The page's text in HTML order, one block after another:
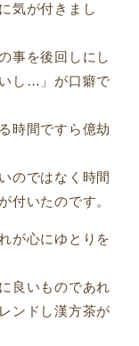
気が付きまし
事を後回しにし
し…」が口癖で
時間ですら億劫
のではなく時間
付いたのです。
が心にゆとりを
良いものであれ
ンドし漢方茶が